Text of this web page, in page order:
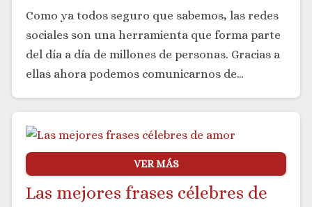
Como ya todos seguro que sabemos, las redes
sociales son una herramienta que forma parte
del día a día de millones de personas. Gracias a
ellas ahora podemos comunicarnos de…
VER MÁS
Las mejores frases célebres de